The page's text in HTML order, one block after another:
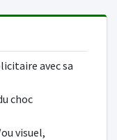
avec sa
choc
visuel,